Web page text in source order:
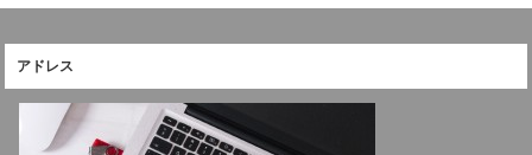
アドレス